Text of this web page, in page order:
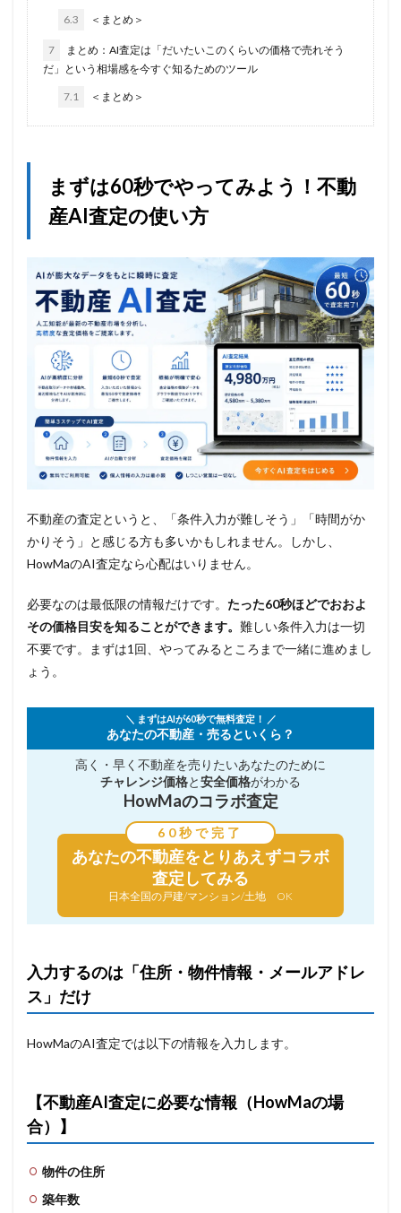
6.3 ＜まとめ＞
7
まとめ：AI査定は「だいたいこのくらいの価格で売れそう
だ」という相場感を今すぐ知るためのツール
7.1 ＜まとめ＞
まずは60秒でやってみよう！不動
産AI査定の使い方
不動産の査定というと、「条件入力が難しそう」「時間がか
かりそう」と感じる方も多いかもしれません。しかし、
HowMaのAI査定なら心配はいりません。
必要なのは最低限の情報だけです。 たった60秒ほどでおおよ
その価格目安を知ることができます。 難しい条件入力は一切
不要です。まずは1回、やってみるところまで一緒に進めまし
ょう。
＼ まずはAIが60秒で無料査定！ ／
あなたの不動産・売るといくら？
高く・早く不動産を売りたいあなたのために
チャレンジ価格と安全価格がわかる
HowMaのコラボ査定
60秒で完了
あなたの不動産をとりあえずコラボ
査定してみる
日本全国の戸建/マンション/土地 OK
入力するのは「住所・物件情報・メールアドレ
ス」だけ
HowMaのAI査定では以下の情報を入力します。
【不動産AI査定に必要な情報（HowMaの場
合）】
物件の住所
築年数